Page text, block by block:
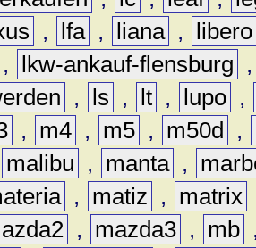
, lfa , liana ,
libero
, lkw-ankauf-flensburg
, ls , lt , lupo ,
, m4 , m5 , m50d ,
malibu , manta ,
, matiz , matrix
, mazda3 , mb